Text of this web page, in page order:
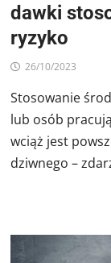
dawki
ryzyko
26/10/2023
Stosowanie
lub osób
wciąż jest
dziwnego –